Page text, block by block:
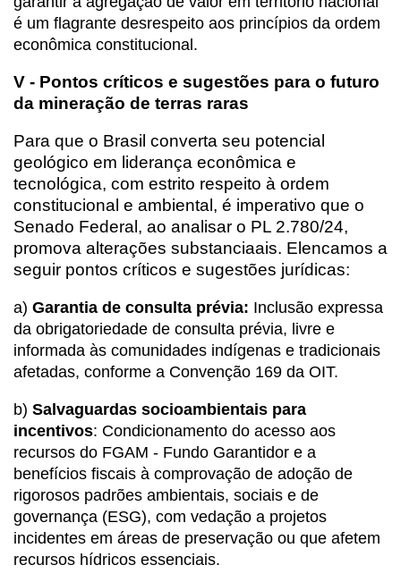
é um flagrante desrespeito aos princípios da ordem
econômica constitucional.
V - Pontos críticos e sugestões para o futuro
da mineração de terras raras
Para que o Brasil converta seu potencial
geológico em liderança econômica e
tecnológica, com estrito respeito à ordem
constitucional e ambiental, é imperativo que o
Senado Federal, ao analisar o PL 2.780/24,
promova alterações substanciaais. Elencamos a
seguir pontos críticos e sugestões jurídicas:
a) Garantia de consulta prévia: Inclusão expressa
da obrigatoriedade de consulta prévia, livre e
informada às comunidades indígenas e tradicionais
afetadas, conforme a Convenção 169 da OIT.
b) Salvaguardas socioambientais para
incentivos: Condicionamento do acesso aos
recursos do FGAM - Fundo Garantidor e a
benefícios fiscais à comprovação de adoção de
rigorosos padrões ambientais, sociais e de
governança (ESG), com vedação a projetos
incidentes em áreas de preservação ou que afetem
recursos hídricos essenciais.